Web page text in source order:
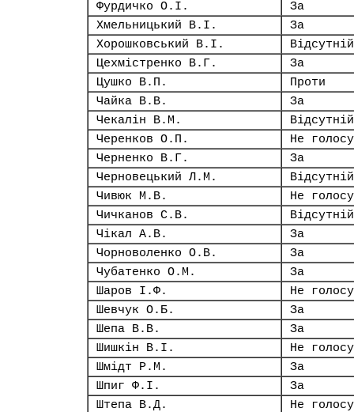
Фурдичко О.І.
За
Хмельницький В.І.
За
Хорошковський В.І.
Відсутній
Цехмістренко В.Г.
За
Цушко В.П.
Проти
Чайка В.В.
За
Чекалін В.М.
Відсутній
Черенков О.П.
Не
Черненко В.Г.
За
Черновецький Л.М.
Відсутній
Чивюк М.В.
Не
Чичканов С.В.
Відсутній
Чікал А.В.
За
Чорноволенко О.В.
За
Чубатенко О.М.
За
Шаров І.Ф.
Не
Шевчук О.Б.
За
Шепа В.В.
За
Шишкін В.І.
Не
Шмідт Р.М.
За
Шпиг Ф.І.
За
Штепа В.Д.
Не